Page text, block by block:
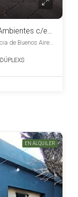
Venta Monte Grande Dúplex de 3 Ambientes c/estacionamiento y patio Apto Credito
General Lavalle 116, Monte Grande, Provincia de Buenos Aires, Argentina, Monte Grande, Esteban Echeverría
DÚPLEXS
EN ALQUILER